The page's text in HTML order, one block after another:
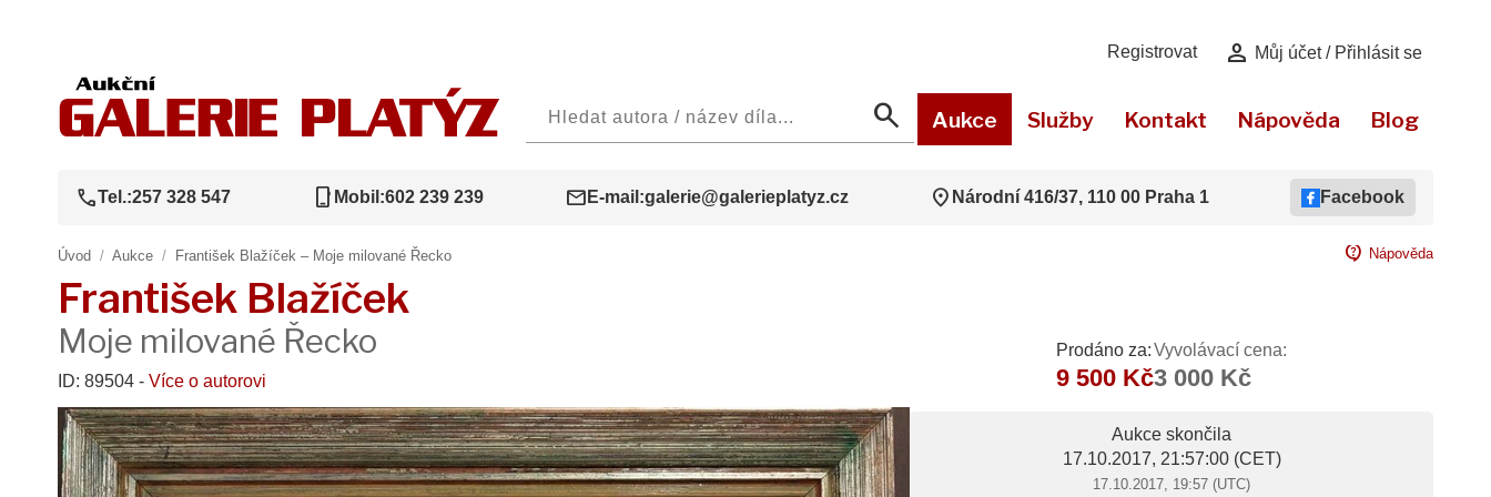
Registrovat person Můj účet / Přihlásit se
search Aukce Služby Kontakt Nápověda Blog
callTel.:257 328 547 phone_iphone Mobil:602 239 239 mail E-mail:galerie@galerieplatyz.cz location_on Národní 416/37, 110 00 Praha 1 Facebook
Úvod / Aukce / František Blažíček – Moje milované Řecko contact_support Nápověda
František Blažíček
Moje milované Řecko
ID: 89504 - Více o autorovi
Prodáno za:
9 500 Kč
Vyvolávací cena:
3 000 Kč
Aukce skončila
17.10.2017, 21:57:00(CET)
17.10.2017, 19:57 (UTC)